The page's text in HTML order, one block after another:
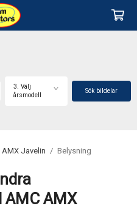
3. Välj
årsmodell
Sök bildelar
AMX Javelin / Belysning
AMX